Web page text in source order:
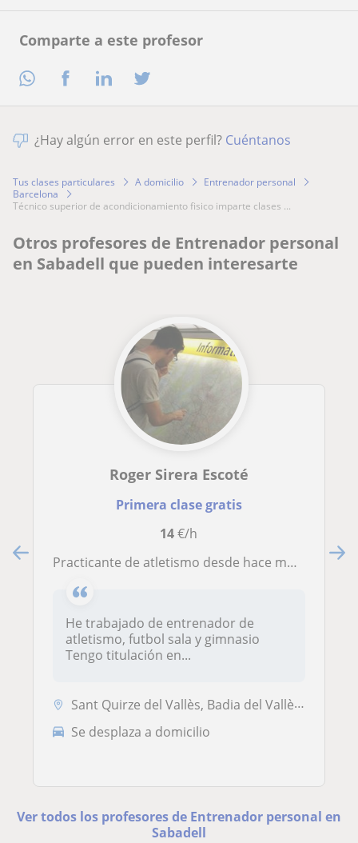
Comparte a este profesor
¿Hay algún error en este perfil? Cuéntanos
Tus clases particulares A domicilio
Entrenador personal
Barcelona
técnico superior de acondicionamiento fisico imparte clases ...
Otros profesores de Entrenador personal
en Sabadell que pueden interesarte
Roger Sirera Escoté
Primera clase gratis
14€/h
Practicante de atletismo desde hace muchos años, si quieres que te acompañe en tu camino para progressar tanto en atletismo o otro tema relacionado con el deporte contactame
He trabajado de entrenador de
atletismo, futbol sala y gimnasio
Tengo titulación en...
Sant Quirze del Vallès, Badia del Vallès, Cerdanyola-Bellaterra, Sabad...
Se desplaza a domicilio
Ver todos los profesores de Entrenador personal en
Sabadell